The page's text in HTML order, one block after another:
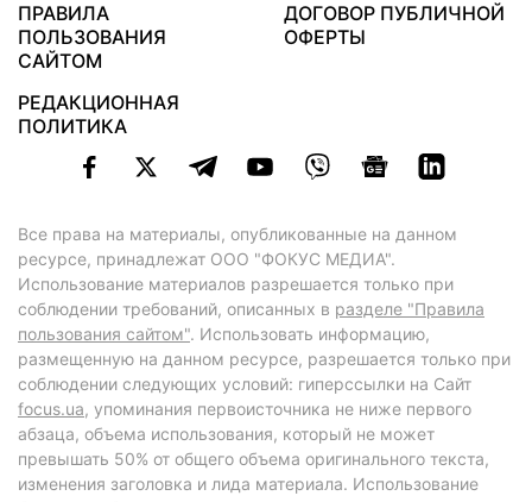
ПРАВИЛА
ПОЛЬЗОВАНИЯ
САЙТОМ
ДОГОВОР ПУБЛИЧНОЙ
ОФЕРТЫ
РЕДАКЦИОННАЯ
ПОЛИТИКА
Все права на материалы, опубликованные на данном
ресурсе, принадлежат ООО "ФОКУС МЕДИА".
Использование материалов разрешается только при
соблюдении требований, описанных в разделе "Правила
пользования сайтом". Использовать информацию,
размещенную на данном ресурсе, разрешается только при
соблюдении следующих условий: гиперссылки на Сайт
focus.ua, упоминания первоисточника не ниже первого
абзаца, объема использования, который не может
превышать 50% от общего объема оригинального текста,
изменения заголовка и лида материала. Использование